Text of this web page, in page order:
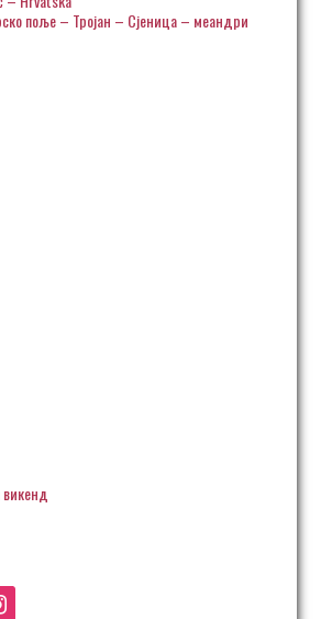
поље – Тројан – Сјеница – меандри